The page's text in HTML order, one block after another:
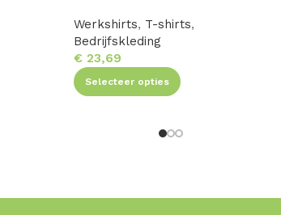
Werkshirts, T-shirts,
Bedrijfskleding
€23,69
Selecteer opties